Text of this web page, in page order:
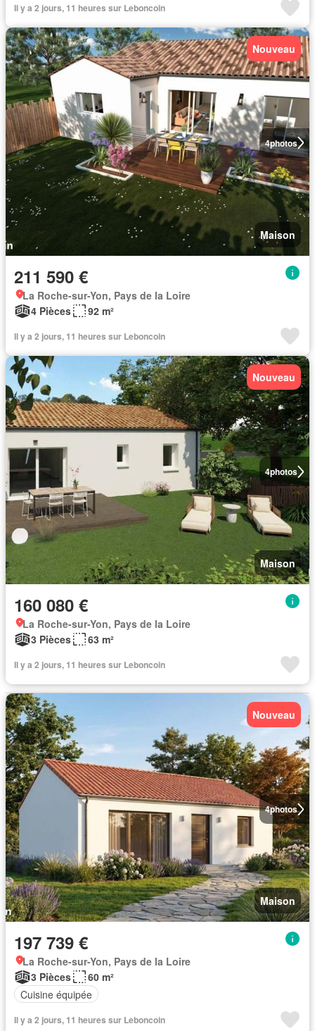
Il y a 2 jours, 11 heures sur Leboncoin
4photos
Nouveau
Maison
211 590 €
La Roche-sur-Yon, Pays de la Loire
4 Pièces
92 m²
Il y a 2 jours, 11 heures sur Leboncoin
4photos
Nouveau
Maison
160 080 €
La Roche-sur-Yon, Pays de la Loire
3 Pièces
63 m²
Il y a 2 jours, 11 heures sur Leboncoin
4photos
Nouveau
Maison
197 739 €
La Roche-sur-Yon, Pays de la Loire
3 Pièces
60 m²
Cuisine équipée
Il y a 2 jours, 11 heures sur Leboncoin